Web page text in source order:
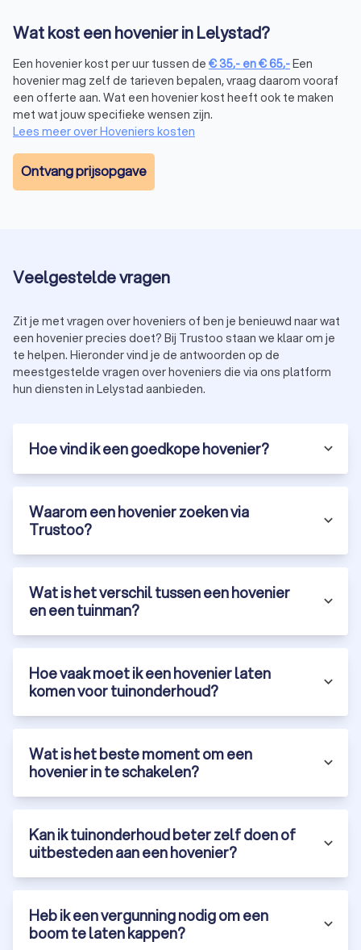
gemiddeld tussen € 50 tot € 100 per m2, afhankelijk van
Tuinonderhoud:voor regulier onderhoud betaal je vaak
een uurtarief tussen € 35,- tot € 65,-, afhankelijk van de
ervaring van de hovenier.
Wil je besparen op de kosten? Vraag dan meerdere offertes
aan via Trustoo. Zo vergelijk je eenvoudig prijzen en maak je
de beste keuze.
project dat je wilt uitvoeren, zoals tuinaanleg,
onderhoud of renovatie.
een indruk te krijgen van de kwaliteit van het werk.
Certificeringen: controleer of de hovenier gecertificeerd
is, bijvoorbeeld via een brancheorganisatie zoals
Vereniging van Hoveniers en Groenvoorzieners (VHG).
Prijs:vraag meerdere offertes aan om een goed beeld
Ontdek de beste hoveniers in Lelystad via
Trustoo
Bij Trustoo hebben we een selectie gemaakt van de meest
ervaren en betrouwbare hoveniers in Lelystad. Onze top 10 is
gebaseerd op klantbeoordelingen, ervaring en
certificeringen. Via ons platform vraag je gratis offertes aan
van hoveniers in Lelystad.
Klantbeoordelingen:
Diversiteit:vind een tuinbedrijf die gespecialiseerd is in
Laat je tuinproject uitvoeren door een ervaren hovenier in
Lelystad en geniet van een prachtige, onderhoudsvriendelijke
tuin. Vraag vandaag nog gratis offertes aan via Trustoo en
Wat kost een hovenier in Lelystad?
Een hovenier kost per uur tussen de €35,- en€65,-Een
hovenier mag zelf de tarieven bepalen, vraag daarom vooraf
een offerte aan. Wat een hovenier kost heeft ook te maken
met wat jouw specifieke wensen zijn.
Lees meer over Hoveniers kosten
Ontvang prijsopgave
Veelgestelde vragen
Zit je met vragen over hoveniers of ben je benieuwd naar wat
een hovenier precies doet? Bij Trustoo staan we klaar om je
te helpen. Hieronder vind je de antwoorden op de
meestgestelde vragen over hoveniers die via ons platform
hun diensten in Lelystad aanbieden.
Hoe vind ik een goedkope hovenier?
Waarom een hovenier zoeken via
Trustoo?
Wat is het verschil tussen een hovenier
en een tuinman?
Hoe vaak moet ik een hovenier laten
komen voor tuinonderhoud?
Wat is het beste moment om een
hovenier in te schakelen?
Kan ik tuinonderhoud beter zelf doen of
uitbesteden aan een hovenier?
Heb ik een vergunning nodig om een
boom te laten kappen?